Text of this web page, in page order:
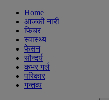
Home
आजकी नारी
फिचर
स्वास्थ्य
फेसन
सौन्दर्य
कभर गर्ल
परिकार
गन्तव्य